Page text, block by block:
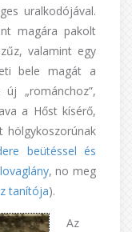
uralkodójával.
magára pakolt
valamint egy
bele magát a
„románchoz”,
a Hőst kísérő,
hölgykoszorúnak
beütéssel és
, no meg
tanítója).
Az